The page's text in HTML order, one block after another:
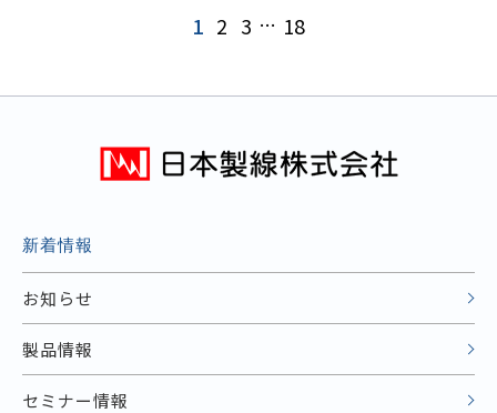
1 2 3 … 18
新着情報
お知らせ
製品情報
セミナー情報